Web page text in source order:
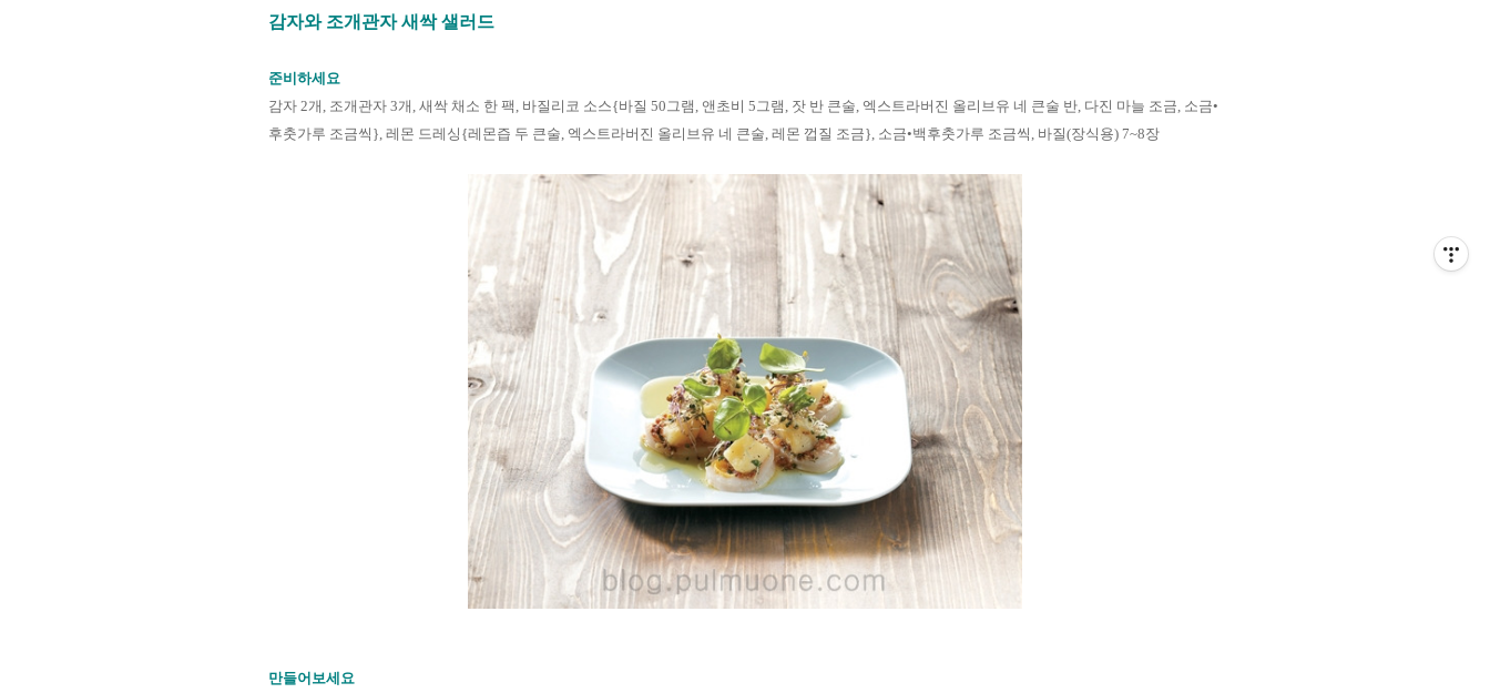
감자와 조개관자 새싹 샐러드
준비하세요
감자 2개 , 조개관자 3개 , 새싹 채소 한 팩 , 바질리코 소스{바질 50그램 , 앤초비 5그램 , 잣 반 큰술, 엑스트라버진 올리브유 네 큰술 반, 다진 마늘 조금, 소금•
후춧가루 조금씩 }, 레몬 드레싱 {레몬즙 두 큰술, 엑스트라버진 올리브유 네 큰술, 레몬 껍질 조금}, 소금•백후춧가루 조금씩 , 바질(장식용) 7~8장
만들어보세요